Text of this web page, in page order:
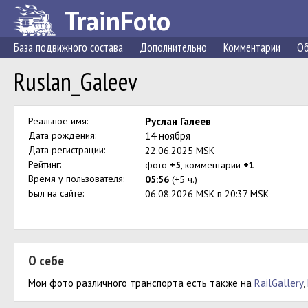
TrainFoto
База подвижного состава Дополнительно Комментарии
Ruslan_Galeev
Реальное имя: Руслан Галеев
Дата рождения: 14 ноября
Дата регистрации:
22.06.2025 MSK
Рейтинг:
фото +5, комментарии +1
Время у пользователя:
05:56 (+5 ч.)
Был на сайте:
06.08.2026 MSK в 20:37 MSK
О себе
Мои фото различного транспорта есть также на RailGallery,